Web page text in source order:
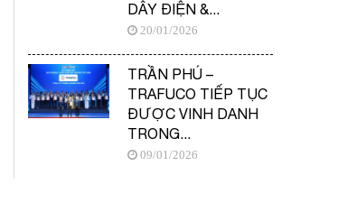
DÂY ĐIỆN &...
20/01/2026
TRẦN PHÚ –
TRAFUCO TIẾP TỤC
ĐƯỢC VINH DANH
TRONG...
09/01/2026